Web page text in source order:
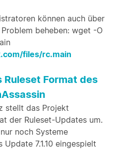
können auch über
beheben: wget -O
files/rc.main
Ruleset Format des
stellt das Projekt
der Ruleset-Updates um.
noch Systeme
7.1.10 eingespielt